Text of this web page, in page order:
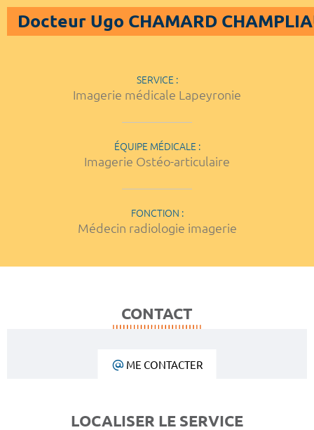
Docteur Ugo CHAMARD
SERVICE :
Imagerie médicale Lapeyronie
ÉQUIPE MÉDICALE :
Imagerie Ostéo-articulaire
FONCTION :
Médecin radiologie imagerie
CONTACT
ME CONTACTER
LOCALISER LE SERVICE